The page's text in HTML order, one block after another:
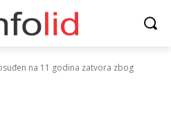
na 11 godina zatvora zbog